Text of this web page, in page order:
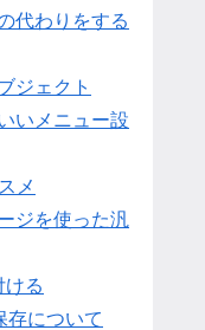
代わりをする
ジェクト
いメニュー設
メ
ジを使った汎
ける
存について